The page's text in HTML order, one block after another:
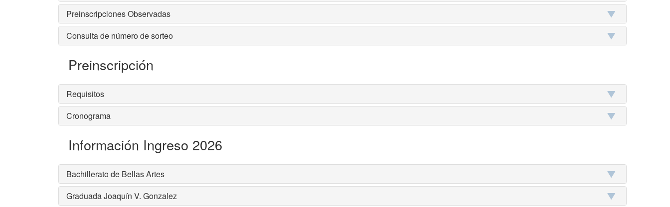
Preinscripciones Observadas
Consulta de número de sorteo
Preinscripción
Requisitos
Cronograma
Información Ingreso 2026
Bachillerato de Bellas Artes
Graduada Joaquín V. Gonzalez